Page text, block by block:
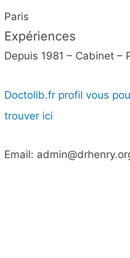
Paris
Expériences
Depuis 1981 – Cabinet –
Doctolib.fr profil vous
trouver ici
Email: